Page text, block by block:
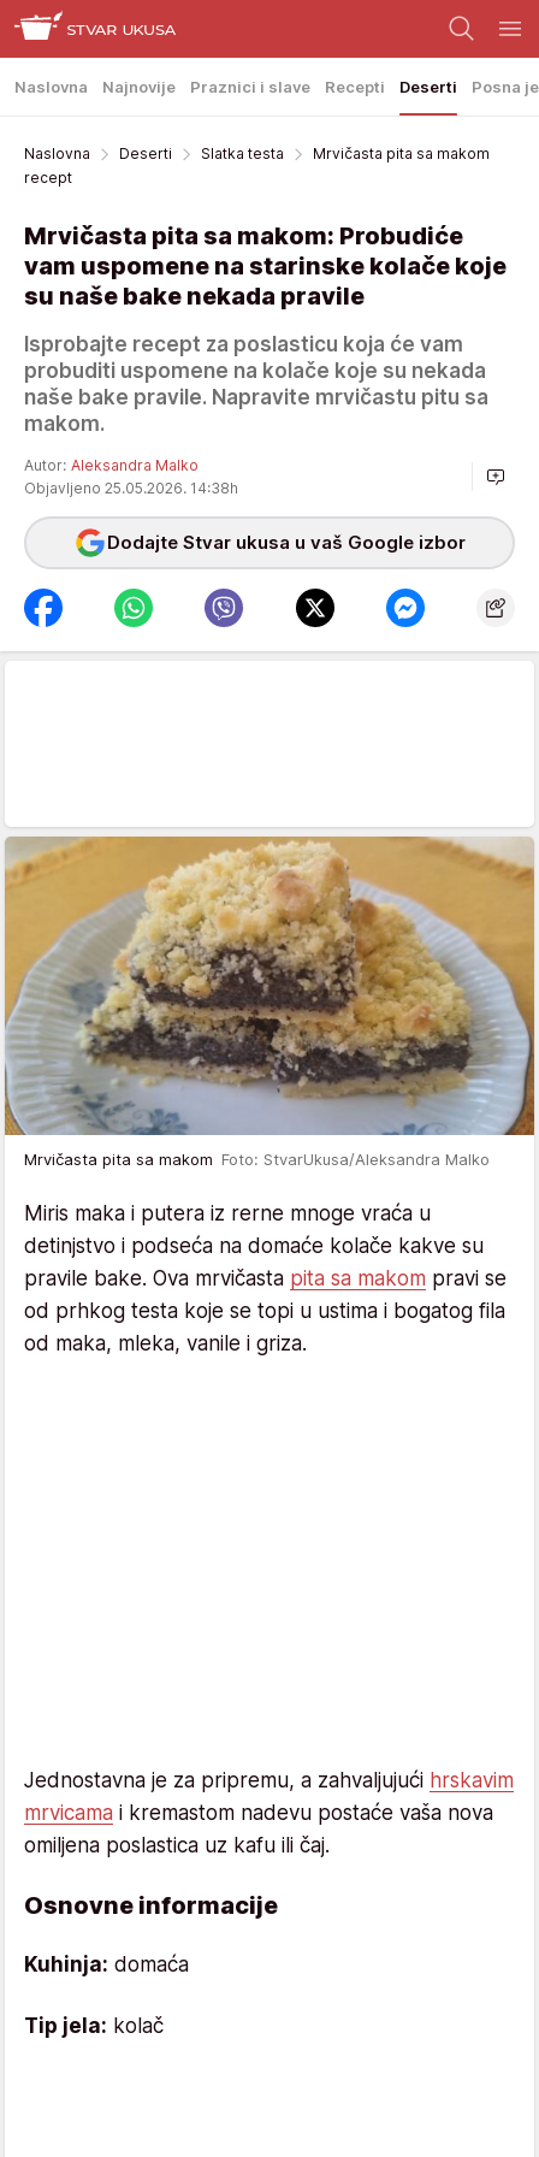
Naslovna Najnovije Praznici i slave Recepti Deserti Posna
Naslovna Deserti Slatka testa
Mrvičasta pita sa makom
recept
Mrvičasta pita sa makom: Probudiće
vam uspomene na starinske kolače koje
su naše bake nekada pravile
Isprobajte recept za poslasticu koja će vam
probuditi uspomene na kolače koje su nekada
naše bake pravile. Napravite mrvičastu pitu sa
makom.
Autor: Aleksandra Malko
Objavljeno 25.05.2026. 14:38h
Dodajte Stvar ukusa u vaš Google izbor
Mrvičasta pita sa makom Foto: StvarUkusa/Aleksandra Malko
Miris maka i putera iz rerne mnoge vraća u
detinjstvo i podseća na domaće kolače kakve su
pravile bake. Ova mrvičasta pita sa makom pravi se
od prhkog testa koje se topi u ustima i bogatog fila
od maka, mleka, vanile i griza.
Jednostavna je za pripremu, a zahvaljujući hrskavim
mrvicama i kremastom nadevu postaće vaša nova
omiljena poslastica uz kafu ili čaj.
Osnovne informacije
Kuhinja: domaća
Tip jela: kolač